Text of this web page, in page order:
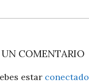
UN COMENTARIO
estar conectado